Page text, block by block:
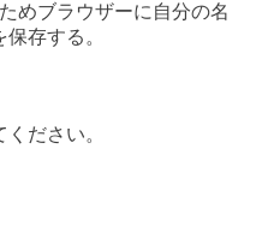
めブラウザーに自分の名
存する。
ださい。